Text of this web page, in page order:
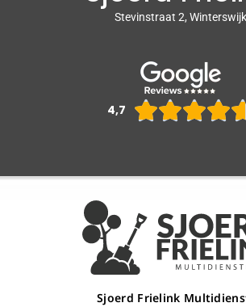
Stevinstraat 2, Winterswijk
4,7 
Sjoerd Frielink